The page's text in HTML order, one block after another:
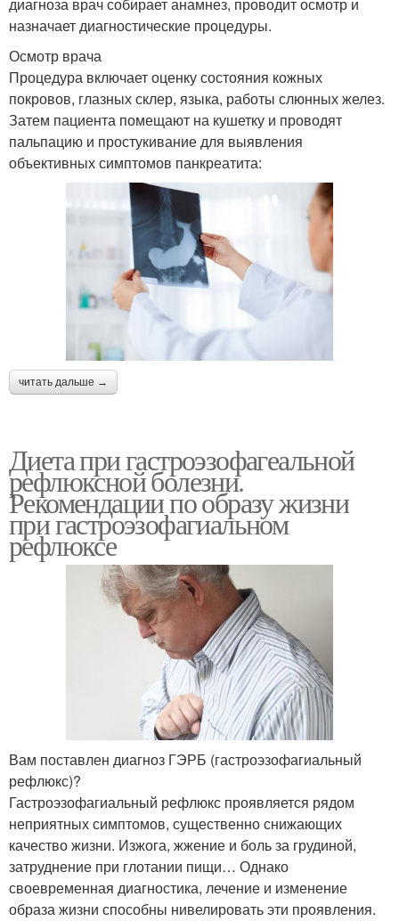
назначает диагностические процедуры.
Осмотр врача
Процедура включает оценку состояния кожных
покровов, глазных склер, языка, работы слюнных желез.
Затем пациента помещают на кушетку и проводят
пальпацию и простукивание для выявления
объективных симптомов панкреатита:
читать дальше →
Диета при гастроэзофагеальной
рефлюксной болезни.
Рекомендации по образу жизни
при гастроэзофагиальном
рефлюксе
Вам поставлен диагноз ГЭРБ (гастроэзофагиальный
рефлюкс)?
Гастроэзофагиальный рефлюкс проявляется рядом
неприятных симптомов, существенно снижающих
качество жизни. Изжога, жжение и боль за грудиной,
затруднение при глотании пищи… Однако
своевременная диагностика, лечение и изменение
образа жизни способны нивелировать эти проявления.